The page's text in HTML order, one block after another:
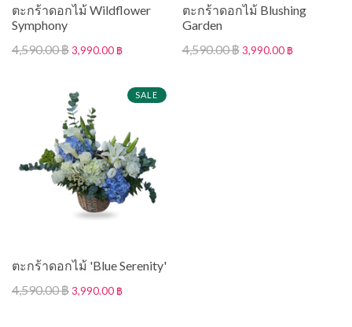
ตะกร้าดอกไม้ Wildflower
Symphony
4,590.00 ฿3,990.00 ฿
ตะกร้าดอกไม้ Blushing
Garden
4,590.00 ฿ 3,990.00 ฿
SALE
ตะกร้าดอกไม้ 'Blue Serenity'
4,590.00 ฿3,990.00 ฿